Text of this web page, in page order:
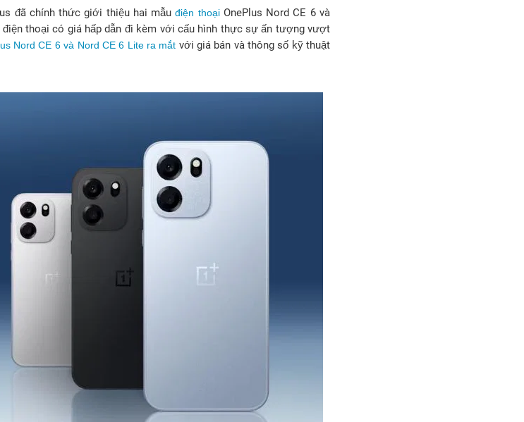
đã chính thức giới thiệu hai mẫuđiện thoạiOnePlus Nord CE 6 và
thoại có giá hấp dẫn đi kèm với cấu hình thực sự ấn tượng vượt
Nord CE 6 và Nord CE 6 Lite ra mắt với giá bán và thông số kỹ thuật